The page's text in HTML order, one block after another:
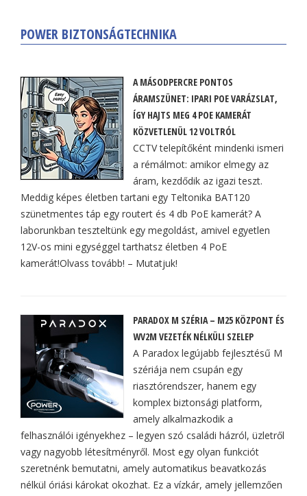
POWER BIZTONSÁGTECHNIKA
A MÁSODPERCRE PONTOS
ÁRAMSZÜNET: IPARI POE VARÁZSLAT,
ÍGY HAJTS MEG 4 POE KAMERÁT
KÖZVETLENÜL 12 VOLTRÓL
CCTV telepítőként mindenki ismeri
a rémálmot: amikor elmegy az
áram, kezdődik az igazi teszt.
Meddig képes életben tartani egy Teltonika BAT120
szünetmentes táp egy routert és 4 db PoE kamerát? A
laborunkban teszteltünk egy megoldást, amivel egyetlen
12V-os mini egységgel tarthatsz életben 4 PoE
kamerát!Olvass tovább! – Mutatjuk!
PARADOX M SZÉRIA – M25 KÖZPONT ÉS
WV2M VEZETÉK NÉLKÜLI SZELEP
A Paradox legújabb fejlesztésű M
szériája nem csupán egy
riasztórendszer, hanem egy
komplex biztonsági platform,
amely alkalmazkodik a
felhasználói igényekhez – legyen szó családi házról, üzletről
vagy nagyobb létesítményről. Most egy olyan funkciót
szeretnénk bemutatni, amely automatikus beavatkozás
nélkül óriási károkat okozhat. Ez a vízkár, amely jellemzően